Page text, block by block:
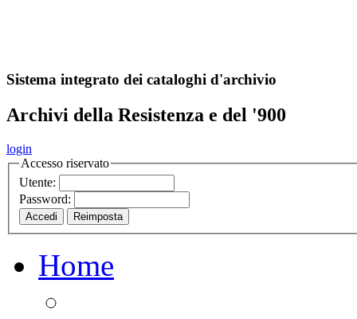
Sistema integrato dei cataloghi d'archivio
Archivi della Resistenza e del '900
login
Accesso riservato
Utente:
Password:
Home